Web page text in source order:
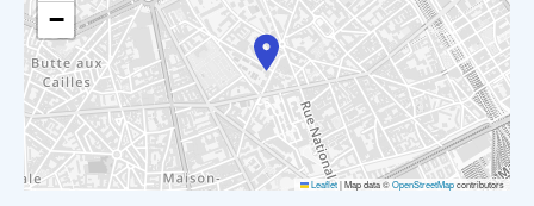
−
Leaflet|Map data ©OpenStreetMapcontributors